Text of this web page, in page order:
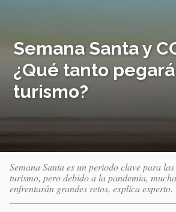
Semana Santa y
¿Qué tanto
turismo?
Semana Santa es un periodo clave para
turismo, pero debido a la pandemia,
enfrentarán grandes retos, explica experto.